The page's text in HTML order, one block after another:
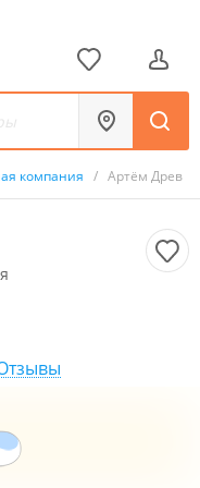
компания / Артём Древ